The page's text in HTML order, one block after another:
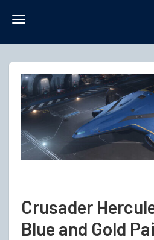
Toggle
Crusader
Blue and Gold